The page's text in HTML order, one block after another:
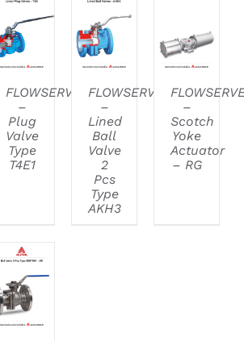
DETAILS
FLOWSERVE
–
Plug
Valve
Type
T4E1
DETAILS
FLOWSERVE
–
Lined
Ball
Valve
2
Pcs
Type
AKH3
DETAILS
–
Scotch
Yoke
Actuator
– RG
DETAILS